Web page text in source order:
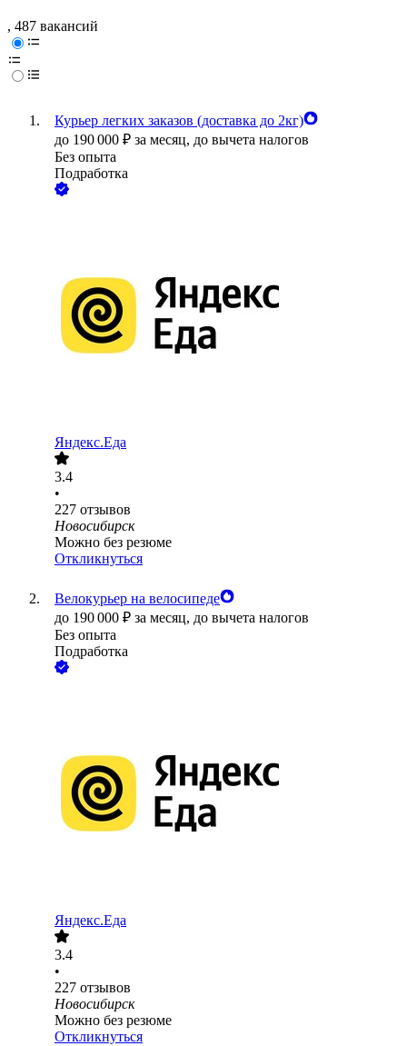
, 487 вакансий
Курьер легких заказов (доставка до 2кг)
до 190 000 ₽ за месяц, до вычета налогов
Без опыта
Подработка
Яндекс.Еда
3.4
•
227 отзывов
Новосибирск
Можно без резюме
Откликнуться
Велокурьер на велосипеде
до 190 000 ₽ за месяц, до вычета налогов
Без опыта
Подработка
Яндекс.Еда
3.4
•
227 отзывов
Новосибирск
Можно без резюме
Откликнуться